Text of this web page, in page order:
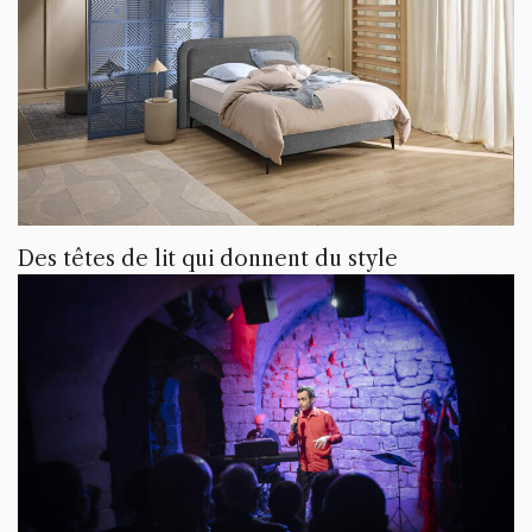
Des têtes de lit qui donnent du style